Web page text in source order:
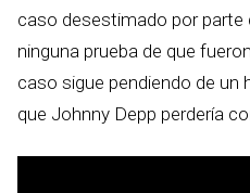
caso desestimado por parte
ninguna prueba de que
caso sigue pendiendo de un
que Johnny Depp perdería